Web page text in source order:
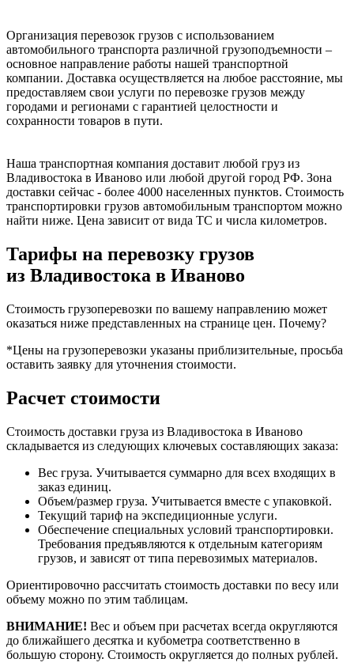
Организация перевозок грузов с использованием
автомобильного транспорта различной грузоподъемности –
основное направление работы нашей транспортной
компании. Доставка осуществляется на любое расстояние, мы
предоставляем свои услуги по перевозке грузов между
городами и регионами с гарантией целостности и
сохранности товаров в пути.
Наша транспортная компания доставит любой груз из
Владивостока в Иваново или любой другой город РФ. Зона
доставки сейчас - более 4000 населенных пунктов. Стоимость
транспортировки грузов автомобильным транспортом можно
найти ниже. Цена зависит от вида ТС и числа километров.
Тарифы на перевозку грузов
из Владивостока в Иваново
Стоимость грузоперевозки по вашему направлению может
оказаться ниже представленных на странице цен. Почему?
*Цены на грузоперевозки указаны приблизительные, просьба
оставить заявку для уточнения стоимости.
Расчет стоимости
Стоимость доставки груза из Владивостока в Иваново
складывается из следующих ключевых составляющих заказа:
Вес груза. Учитывается суммарно для всех входящих в
заказ единиц.
Объем/размер груза. Учитывается вместе с упаковкой.
Текущий тариф на экспедиционные услуги.
Обеспечение специальных условий транспортировки.
Требования предъявляются к отдельным категориям
грузов, и зависят от типа перевозимых материалов.
Ориентировочно рассчитать стоимость доставки по весу или
объему можно по этим таблицам.
ВНИМАНИЕ! Вес и объем при расчетах всегда округляются
до ближайшего десятка и кубометра соответственно в
большую сторону. Стоимость округляется до полных рублей.